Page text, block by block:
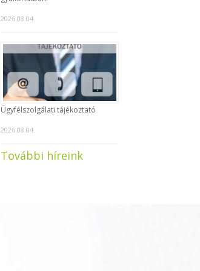
2026.08.04.
Ügyfélszolgálati tájékoztató
2026.08.04.
További híreink